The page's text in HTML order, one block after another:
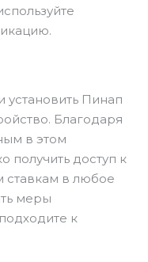
установить Пинап
Благодаря
в этом
получить доступ к
ставкам в любое
меры
к